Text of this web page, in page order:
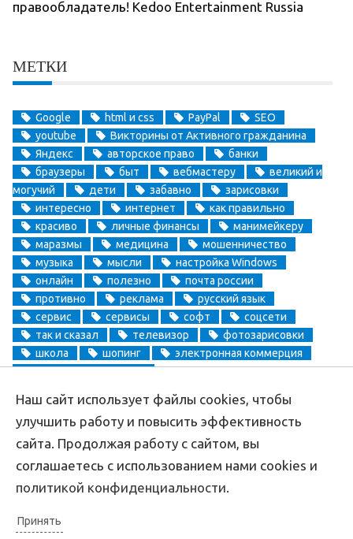
правообладатель! Kedoo Entertainment Russia
МЕТКИ
Google html и css PayPal
SEO
youtube
Викторины от Активного гражданина
Яндекс
авторское право
банки
браузеры
быт вебмастеру
великий и
могучий
дети забавно
зарисовки
интересно
интернет
как правильно
красиво
личные финансы
манимейкеру
маразмы
медицина
мошенничество
музыка
мысли
настройка Windows
онлайн
полезно
почта россии
противно
реклама
русский язык
сервис
сервисы софт
соцсети
так и сказал
телевизор
фотозарисовки
школа
шопинг
электронная коммерция
электронные деньги
CopyrightAprikablog.ru © Все права защищены |Обратная связь
Наш сайт использует файлы cookies, чтобы
улучшить работу и повысить эффективность
сайта. Продолжая работу с сайтом, вы
соглашаетесь с использованием нами cookies и
политикой конфиденциальности.
Принять